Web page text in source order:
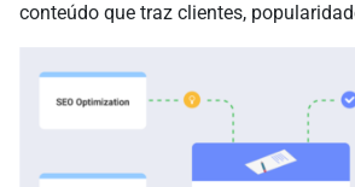
conteúdo que traz clientes,